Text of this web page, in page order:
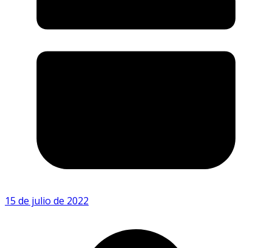
15 de julio de 2022